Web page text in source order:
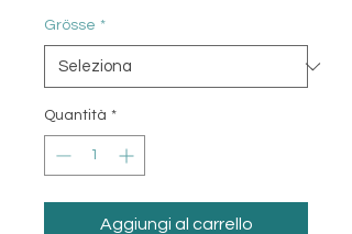
Grösse *
Quantità *
Aggiungi al carrello